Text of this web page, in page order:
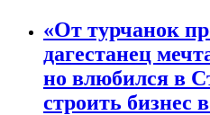
«От турчанок
дагестанец
но влюбился в
строить бизнес